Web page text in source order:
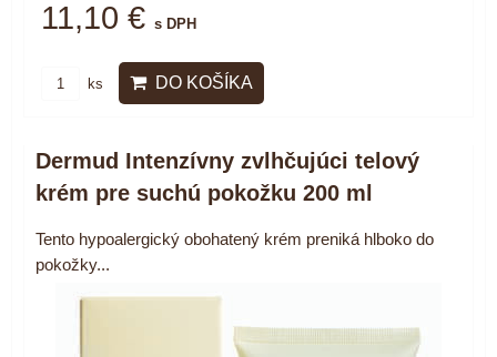
11,10 € s DPH
ks DO KOŠÍKA
Dermud Intenzívny zvlhčujúci telový
krém pre suchú pokožku 200 ml
Tento hypoalergický obohatený krém preniká hlboko do
pokožky...